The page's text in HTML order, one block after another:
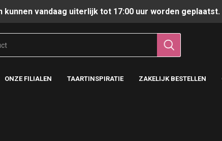
vandaag uiterlijk tot 17:00 uur worden geplaatst.
ONZE FILIALEN TAARTINSPIRATIE ZAKELIJK BESTELLEN